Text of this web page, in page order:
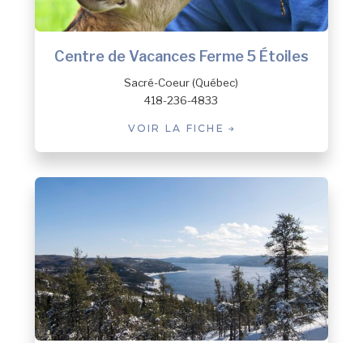
Centre de Vacances Ferme 5 Étoiles
Sacré-Coeur (Québec)
418-236-4833
VOIR LA FICHE